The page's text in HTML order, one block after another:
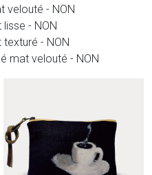
velouté - NON
- NON
- NON
mat velouté - NON